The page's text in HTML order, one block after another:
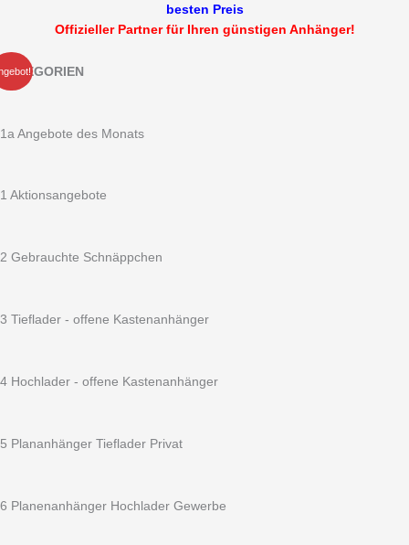
besten Preis
Offizieller Partner für Ihren günstigen Anhänger!
KATEGORIEN
1a Angebote des Monats
1 Aktionsangebote
2 Gebrauchte Schnäppchen
3 Tieflader - offene Kastenanhänger
4 Hochlader - offene Kastenanhänger
5 Plananhänger Tieflader Privat
6 Planenanhänger Hochlader Gewerbe
1.896,00 €
HUMBAUR
HA
5
750
2510
x
fest
Zoll